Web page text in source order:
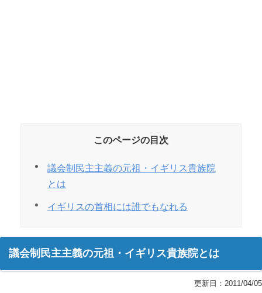
このページの目次
議会制民主主義の元祖・イギリス貴族院
とは
イギリスの首相には誰でもなれる
議会制民主主義の元祖・イギリス貴族院とは
更新日： 2011/04/05